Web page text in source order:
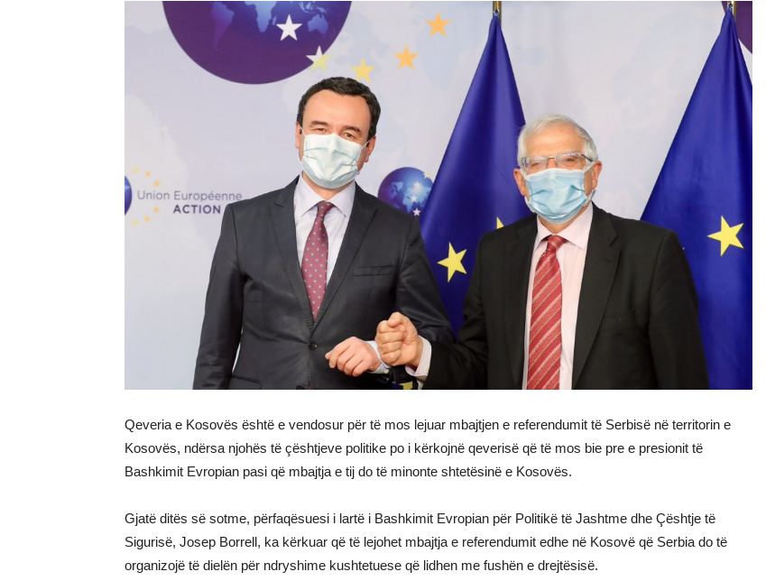
Qeveria e Kosovës është e vendosur për të mos lejuar mbajtjen e referendumit të Serbisë në territorin e
Kosovës, ndërsa njohës të çështjeve politike po i kërkojnë qeverisë që të mos bie pre e presionit të
Bashkimit Evropian pasi që mbajtja e tij do të minonte shtetësinë e Kosovës.
Gjatë ditës së sotme, përfaqësuesi i lartë i Bashkimit Evropian për Politikë të Jashtme dhe Çështje të
Sigurisë, Josep Borrell, ka kërkuar që të lejohet mbajtja e referendumit edhe në Kosovë që Serbia do të
organizojë të dielën për ndryshime kushtetuese që lidhen me fushën e drejtësisë.